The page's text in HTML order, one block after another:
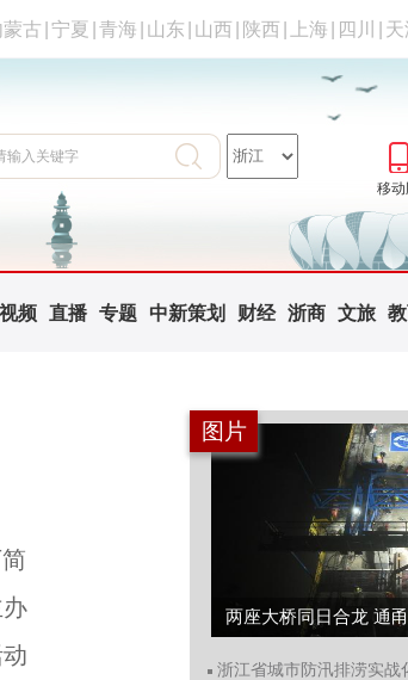
蒙古 宁夏 青海 山东 山西 陕西 上海 四川 天
移动
视频 直播 专题 中新策划 财经 浙商 文旅
图片
浙江省城市防汛排涝实战化演练在温州举办...
浙江省城市防汛排涝实战